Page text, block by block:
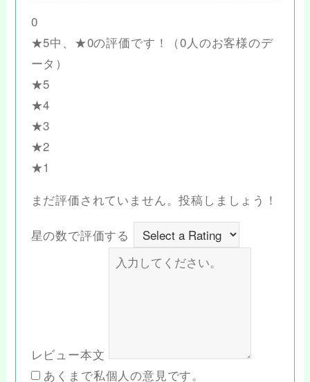
0
★5中、★0の評価です！（0人のお客様のデ
ータ）
★5
★4
★3
★2
★1
まだ評価されていません。投稿しましょう！
星の数で評価する
レビュー本文
あくまで私個人の意見です。